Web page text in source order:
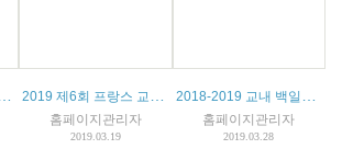
2019 제1회 이순신 리더십 캠프 공고 2019 제6회 프랑스 교민자녀 수학경시대회 안내
홈페이지관리자
2019.03.19
2018-2019 교내 백일장 수상자 명단
홈페이지관리자
2019.03.28